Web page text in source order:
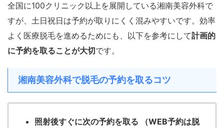
全国に100クリニック以上を展開している湘南美容外科で
すが、 土日祝日は予約が取りにくく混みやすいです。効率
よく医療脱毛を進めるためにも、以下を参考にして計画的
に予約を取ることが大切です。
湘南美容外科で脱毛の予約を取るコツ
照射後すぐに次の予約を取る （WEB予約は脱